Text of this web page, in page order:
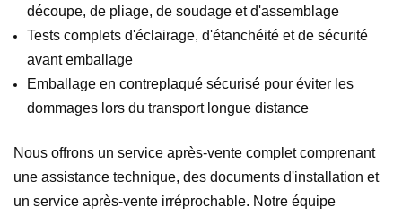
découpe, de pliage, de soudage et d'assemblage
Tests complets d'éclairage, d'étanchéité et de sécurité
avant emballage
Emballage en contreplaqué sécurisé pour éviter les
dommages lors du transport longue distance
Nous offrons un service après-vente complet comprenant
une assistance technique, des documents d'installation et
un service après-vente irréprochable. Notre équipe